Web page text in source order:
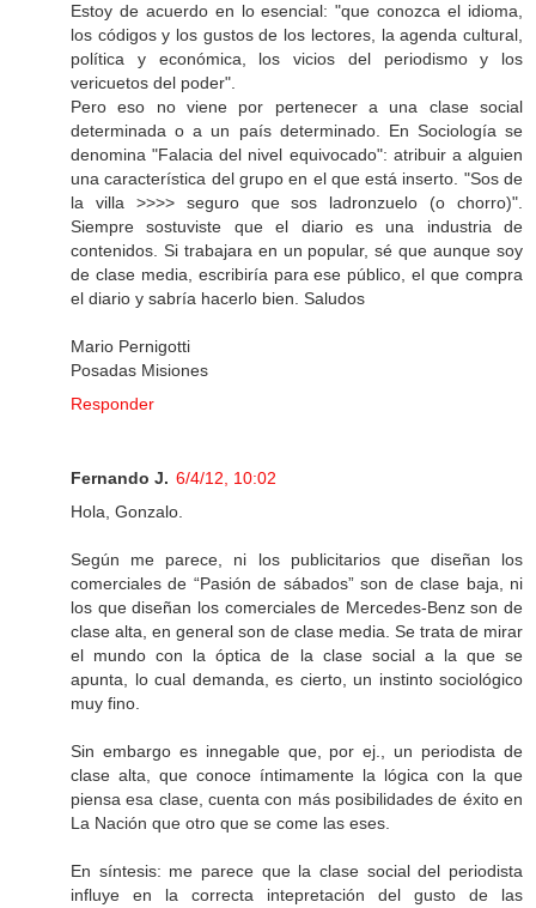
Estoy de acuerdo en lo esencial: "que conozca el idioma,
los códigos y los gustos de los lectores, la agenda cultural,
política y económica, los vicios del periodismo y los
vericuetos del poder".
Pero eso no viene por pertenecer a una clase social
determinada o a un país determinado. En Sociología se
denomina "Falacia del nivel equivocado": atribuir a alguien
una característica del grupo en el que está inserto. "Sos de
la villa >>>> seguro que sos ladronzuelo (o chorro)".
Siempre sostuviste que el diario es una industria de
contenidos. Si trabajara en un popular, sé que aunque soy
de clase media, escribiría para ese público, el que compra
el diario y sabría hacerlo bien. Saludos
Mario Pernigotti
Posadas Misiones
Responder
Fernando J. 6/4/12, 10:02
Hola, Gonzalo.
Según me parece, ni los publicitarios que diseñan los
comerciales de “Pasión de sábados” son de clase baja, ni
los que diseñan los comerciales de Mercedes-Benz son de
clase alta, en general son de clase media. Se trata de mirar
el mundo con la óptica de la clase social a la que se
apunta, lo cual demanda, es cierto, un instinto sociológico
muy fino.
Sin embargo es innegable que, por ej., un periodista de
clase alta, que conoce íntimamente la lógica con la que
piensa esa clase, cuenta con más posibilidades de éxito en
La Nación que otro que se come las eses.
En síntesis: me parece que la clase social del periodista
influye en la correcta intepretación del gusto de las